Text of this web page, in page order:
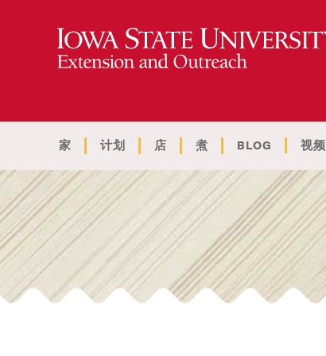
家 计划 店 煮 BLOG 视频